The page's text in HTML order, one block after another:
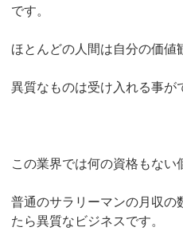
です。
ほとんどの人間は自分の価
異質なものは受け入れる事が
この業界では何の資格もな
普通のサラリーマンの月収の
たら異質なビジネスです。